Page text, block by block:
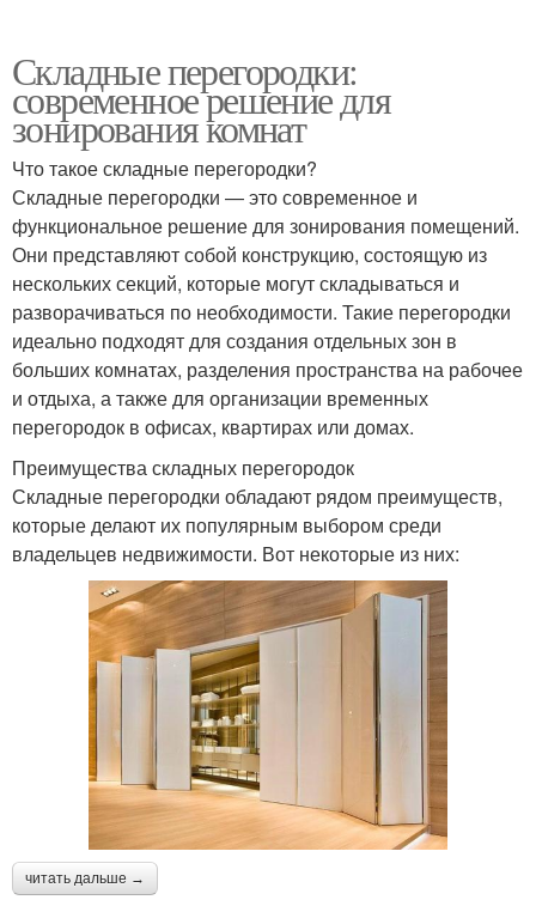
Складные перегородки:
современное решение для
зонирования комнат
Что такое складные перегородки?
Складные перегородки — это современное и
функциональное решение для зонирования помещений.
Они представляют собой конструкцию, состоящую из
нескольких секций, которые могут складываться и
разворачиваться по необходимости. Такие перегородки
идеально подходят для создания отдельных зон в
больших комнатах, разделения пространства на рабочее
и отдыха, а также для организации временных
перегородок в офисах, квартирах или домах.
Преимущества складных перегородок
Складные перегородки обладают рядом преимуществ,
которые делают их популярным выбором среди
владельцев недвижимости. Вот некоторые из них:
читать дальше →